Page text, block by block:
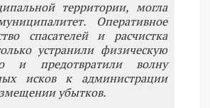
территории, могла
Оперативное
спасателей и расчистка
устранили физическую
и предотвратили волну
исков к администрации
убытков.